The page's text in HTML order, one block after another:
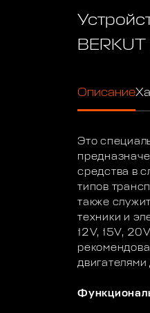
Описание
Это
средства в
типов
также
техники и
12V, 15V,